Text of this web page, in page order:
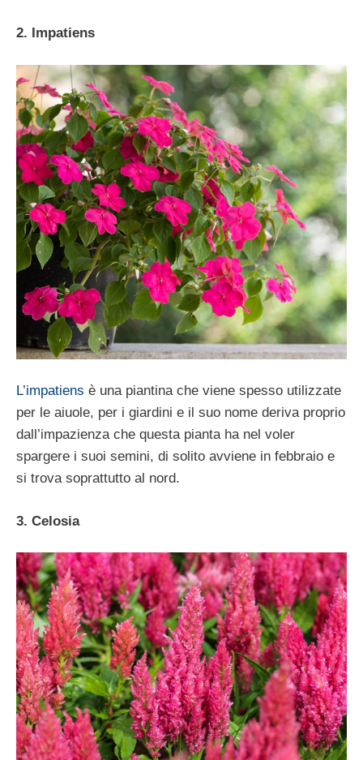
2. Impatiens
L’impatiens è una piantina che viene spesso utilizzate
per le aiuole, per i giardini e il suo nome deriva proprio
dall’impazienza che questa pianta ha nel voler
spargere i suoi semini, di solito avviene in febbraio e
si trova soprattutto al nord.
3. Celosia